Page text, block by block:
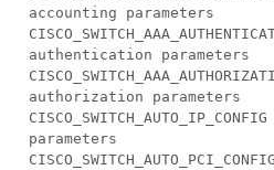
accounting parameters
authentication parameters
authorization parameters
parameters